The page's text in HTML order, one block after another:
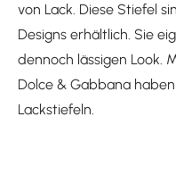
von Lack. Diese Stiefel
Designs erhältlich. Sie
dennoch lässigen Look.
Dolce & Gabbana
Lackstiefeln.